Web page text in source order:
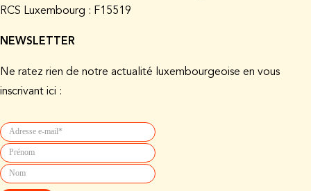
RCS Luxembourg : F15519
NEWSLETTER
Ne ratez rien de notre actualité luxembourgeoise en vous
inscrivant ici :